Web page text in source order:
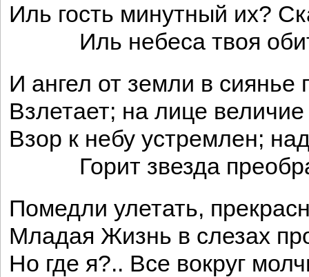
Иль гость минутный их?
Иль небеса твоя
И ангел от земли в сиянье
Взлетает; на лице
Взор к небу устремлен;
Горит звезда
Помедли улетать,
Младая Жизнь в слезах
Но где я?.. Все вокруг